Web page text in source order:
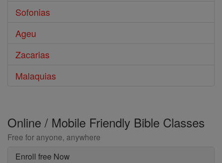
Sofonias
Ageu
Zacarias
Malaquias
Online / Mobile Friendly Bible Classes
Free for anyone, anywhere
Enroll free Now